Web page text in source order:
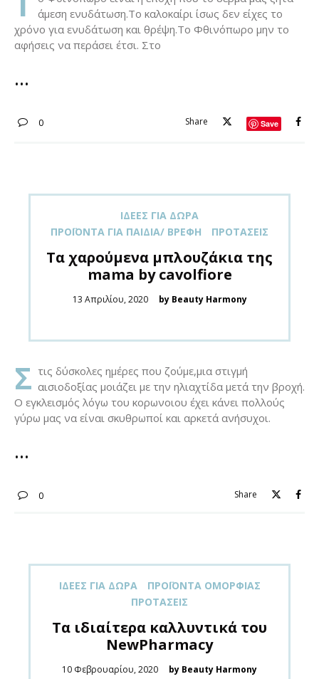
άμεση ενυδάτωση.Το καλοκαίρι ίσως δεν είχες το
χρόνο για ενυδάτωση και θρέψη.Το Φθινόπωρο μην το
αφήσεις να περάσει έτσι. Στο
0 Share Save
ΙΔΈΕΣ ΓΙΑ ΔΏΡΑ
ΠΡΟΪΌΝΤΑ ΓΙΑ ΠΑΙΔΙΆ/ ΒΡΈΦΗ
ΠΡΟΤΆΣΕΙΣ
Τα χαρούμενα μπλουζάκια της
mama by cavolfiore
Posted
13 Απριλίου, 2020 by Beauty Harmony
Σ τις δύσκολες ημέρες που ζούμε,μια στιγμή
αισιοδοξίας μοιάζει με την ηλιαχτίδα μετά την βροχή.
Ο εγκλεισμός λόγω του κορωνοιου έχει κάνει πολλούς
γύρω μας να είναι σκυθρωποί και αρκετά ανήσυχοι.
0 Share
ΙΔΈΕΣ ΓΙΑ ΔΏΡΑ
ΠΡΟΪΌΝΤΑ ΟΜΟΡΦΙΆΣ
ΠΡΟΤΆΣΕΙΣ
Τα ιδιαίτερα καλλυντικά του
NewPharmacy
Posted
10 Φεβρουαρίου, 2020 by Beauty Harmony